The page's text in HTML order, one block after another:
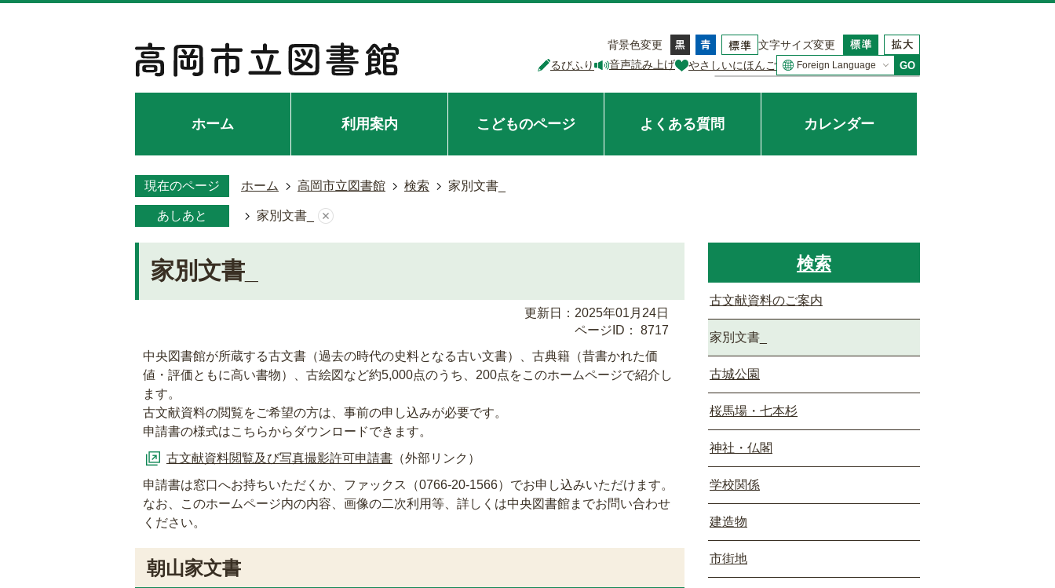
背景色変更
文字サイズ変更
るびふり
音声読み上げ やさしいにほんご GO
ホーム 利用案内 こどものページ よくある質問 カレンダー
現在のページ ホーム 高岡市立図書館 検索 家別文書_
あしあと 家別文書_
家別文書_
更新日：2025年01月24日
ページID：
8717
中央図書館が所蔵する古文書（過去の時代の史料となる古い文書）、古典籍（昔書かれた価
値・評価ともに高い書物）、古絵図など約5,000点のうち、200点をこのホームページで紹介し
ます。
古文献資料の閲覧をご希望の方は、事前の申し込みが必要です。
申請書の様式はこちらからダウンロードできます。
古文献資料閲覧及び写真撮影許可申請書 （外部リンク）
申請書は窓口へお持ちいただくか、ファックス（0766-20-1566）でお申し込みいただけます。
なお、このホームページ内の内容、画像の二次利用等、詳しくは中央図書館までお問い合わせ
ください。
朝山家文書
検索
古文献資料のご案内
家別文書_
古城公園
桜馬場・七本杉
神社・仏閣
学校関係
建造物
市街地